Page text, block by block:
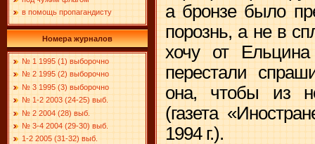
в помощь пропагандисту
Номера журналов
№ 1 1995 (1) выборочно
№ 2 1995 (2) выборочно
№ 3 1995 (3) выборочно
№ 1-2 2003 (24-25) выб.
№ 2 2004 (28) выб.
№ 3-4 2004 (29-30) выб.
1-2 2005 (31-32) выб.
а бронзе было
порознь, а не в
хочу от
перестали
она, чтобы из
(газета
1994 г.).